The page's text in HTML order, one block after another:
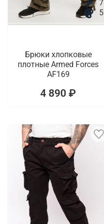
7
5
Брюки хлопковые
плотные Armed Forces
AF169
4 890 ₽